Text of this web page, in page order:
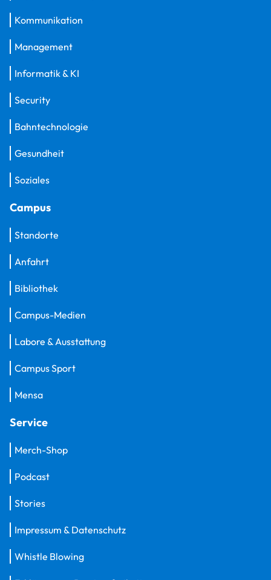
Kommunikation
Management
Informatik & KI
Security
Bahntechnologie
Gesundheit
Soziales
Campus
Standorte
Anfahrt
Bibliothek
Campus-Medien
Labore & Ausstattung
Campus Sport
Mensa
Service
Merch-Shop
Podcast
Stories
Impressum & Datenschutz
Whistle Blowing